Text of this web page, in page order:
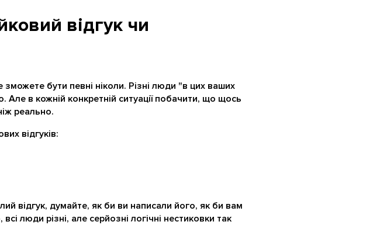
відгук чи
зможете бути певні ніколи. Різні люди "в цих ваших
Але в кожній конкретній ситуації побачити, що щось
реально.
відгуків:
відгук, думайте, як би ви написали його, як би вам
люди різні, але серйозні логічні нестиковки так